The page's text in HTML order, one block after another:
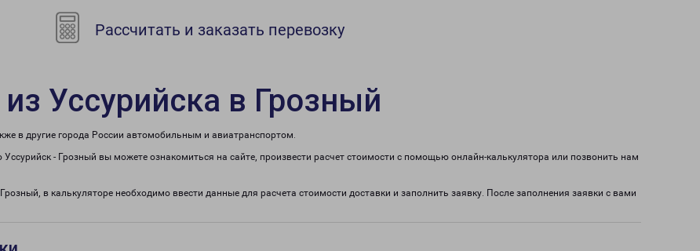
Рассчитать и заказать перевозку
Уссурийска в Грозный
в другие города России автомобильным и авиатранспортом.
- Грозный вы можете ознакомиться на сайте, произвести расчет стоимости с помощью онлайн-калькулятора или позвонить нам
в калькуляторе необходимо ввести данные для расчета стоимости доставки и заполнить заявку. После заполнения заявки с вами